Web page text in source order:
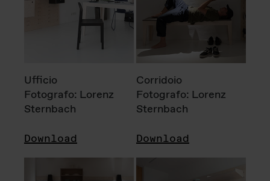
Ufficio
Fotografo: Lorenz
Sternbach
Download
Corridoio
Fotografo: Lorenz
Sternbach
Download